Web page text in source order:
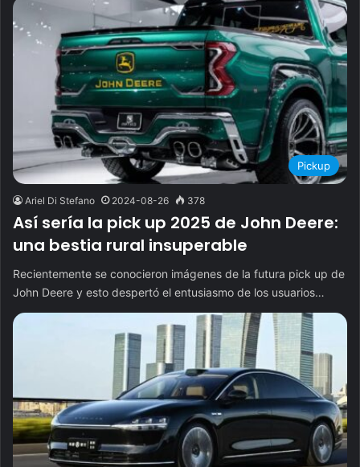
Pickup
Ariel Di Stefano 2024-08-26 378
Así sería la pick up 2025 de John Deere:
una bestia rural insuperable
Recientemente se conocieron imágenes de la futura pick up de
John Deere y esto despertó el entusiasmo de los usuarios…